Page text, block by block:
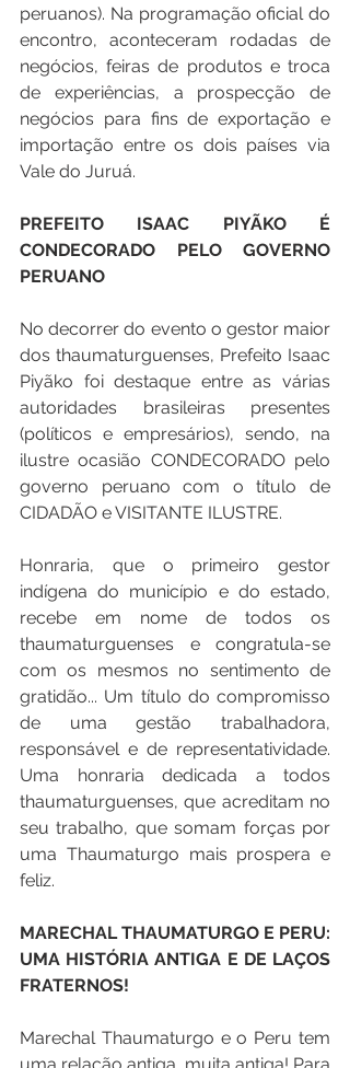
peruanos). Na programação oficial do
encontro, aconteceram rodadas de
negócios, feiras de produtos e troca
de experiências, a prospecção de
negócios para fins de exportação e
importação entre os dois países via
Vale do Juruá.
PREFEITO ISAAC PIYÃKO É
CONDECORADO PELO GOVERNO
PERUANO
No decorrer do evento o gestor maior
dos thaumaturguenses, Prefeito Isaac
Piyãko foi destaque entre as várias
autoridades brasileiras presentes
(políticos e empresários), sendo, na
ilustre ocasião CONDECORADO pelo
governo peruano com o título de
CIDADÃO e VISITANTE ILUSTRE.
Honraria, que o primeiro gestor
indígena do município e do estado,
recebe em nome de todos os
thaumaturguenses e congratula-se
com os mesmos no sentimento de
gratidão... Um título do compromisso
de uma gestão trabalhadora,
responsável e de representatividade.
Uma honraria dedicada a todos
thaumaturguenses, que acreditam no
seu trabalho, que somam forças por
uma Thaumaturgo mais prospera e
feliz.
MARECHAL THAUMATURGO E PERU:
UMA HISTÓRIA ANTIGA E DE LAÇOS
FRATERNOS!
Marechal Thaumaturgo e o Peru tem